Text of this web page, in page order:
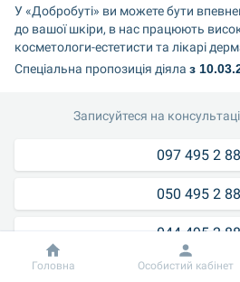
У «Добробуті» ви можете бути
до вашої шкіри, в нас працюють
косметологи-естетисти та лікарі
Спеціальна пропозиція діяла з
Записуйтеся на
097 495 2
050 495 2
044 495 2
Добробут
Головна Особистий кабінет